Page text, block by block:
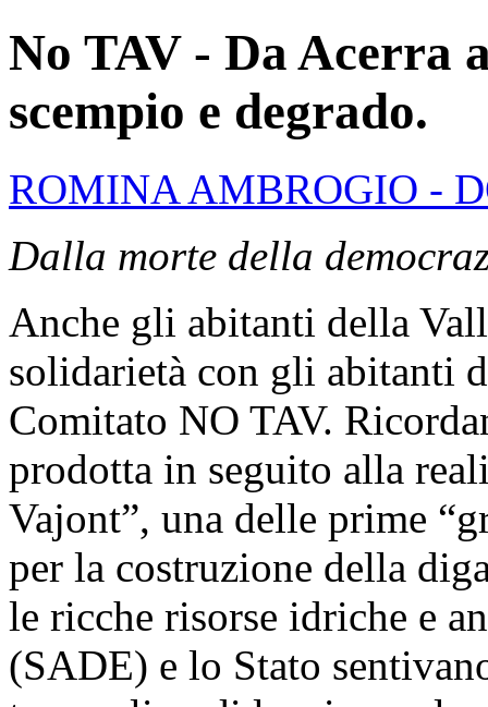
No TAV - Da Acerra
scempio e degrado.
ROMINA AMBROGIO -
Dalla morte della
Anche gli abitanti della
solidarietà con gli abitanti
Comitato NO TAV.
prodotta in seguito alla
Vajont”, una delle prime
per la costruzione della
le ricche risorse idriche e
(SADE) e lo Stato